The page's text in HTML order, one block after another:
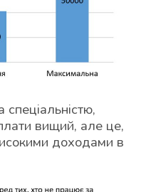
вищий, але це,
доходами в